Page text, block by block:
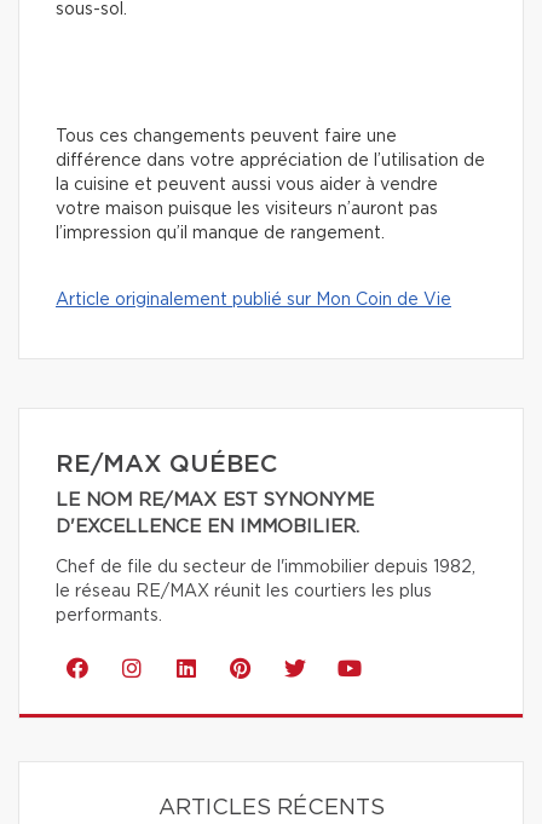
sous-sol.
Tous ces changements peuvent faire une
différence dans votre appréciation de l’utilisation de
la cuisine et peuvent aussi vous aider à vendre
votre maison puisque les visiteurs n’auront pas
l’impression qu’il manque de rangement.
Article originalement publié sur Mon Coin de Vie
RE/MAX QUÉBEC
LE NOM RE/MAX EST SYNONYME
D'EXCELLENCE EN IMMOBILIER.
Chef de file du secteur de l'immobilier depuis 1982,
le réseau RE/MAX réunit les courtiers les plus
performants.
ARTICLES RÉCENTS